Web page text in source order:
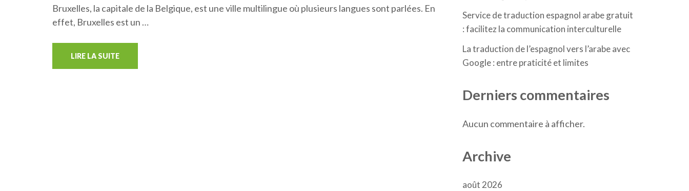
Bruxelles, la capitale de la Belgique, est une ville multilingue où plusieurs langues sont parlées. En
effet, Bruxelles est un …
LIRE LA SUITE
Service de traduction espagnol arabe gratuit
: facilitez la communication interculturelle
La traduction de l’espagnol vers l’arabe avec
Google : entre praticité et limites
Derniers commentaires
Aucun commentaire à afficher.
Archive
août 2026